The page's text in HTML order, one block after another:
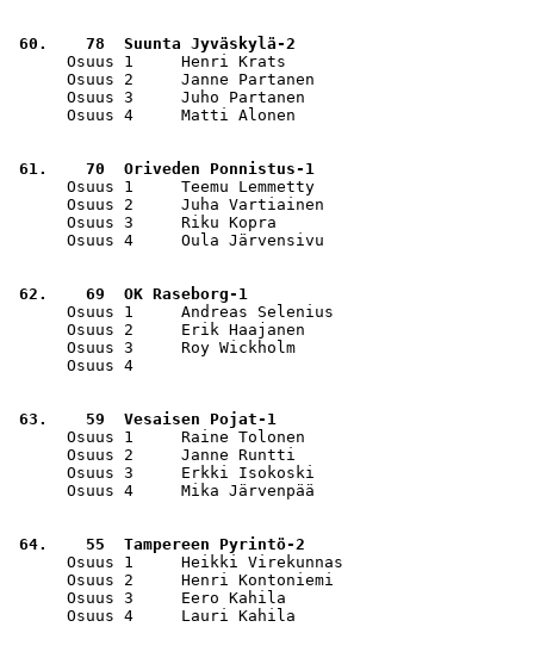
60.    78  Suunta Jyväskylä-2
Osuus 1     Henri Krats
Osuus 2     Janne Partanen
Osuus 3     Juho Partanen
Osuus 4     Matti Alonen
61.    70  Oriveden Ponnistus-1
Osuus 1     Teemu Lemmetty
Osuus 2     Juha Vartiainen
Osuus 3     Riku Kopra
Osuus 4     Oula Järvensivu
62.    69  OK Raseborg-1
Osuus 1     Andreas Selenius
Osuus 2     Erik Haajanen
Osuus 3     Roy Wickholm
Osuus 4
63.    59  Vesaisen Pojat-1
Osuus 1     Raine Tolonen
Osuus 2     Janne Runtti
Osuus 3     Erkki Isokoski
Osuus 4     Mika Järvenpää
64.    55  Tampereen Pyrintö-2
Osuus 1     Heikki Virekunnas
Osuus 2     Henri Kontoniemi
Osuus 3     Eero Kahila
Osuus 4     Lauri Kahila